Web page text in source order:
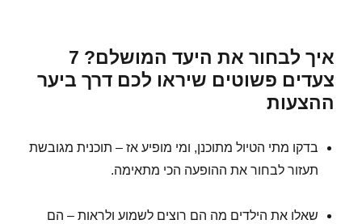
איך לבחור את היעד המושלם? 7
צעדים פשוטים שיראו לכם דרך ביער
ההצעות
בדקו מתי הטיול מתוכנן, ומי מופיע אז – תוכנית מגובשת
תעזור לבחור את ההופעה הכי מתאימה.
שאלו את הילדים מה הם רוצים לשמוע ולראות – הם